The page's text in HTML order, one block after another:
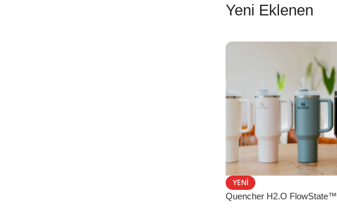
Yeni Eklenen
YENI
Quencher H2.O FlowState™